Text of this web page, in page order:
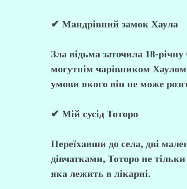
✔ Мандрівний замок Хаула
Зла відьма заточила 18-
могутнім чарівником
умови якого він не може
✔ Мій сусід Тоторо
Переїхавши до села, дві
дівчатками, Тоторо не
яка лежить в лікарні.